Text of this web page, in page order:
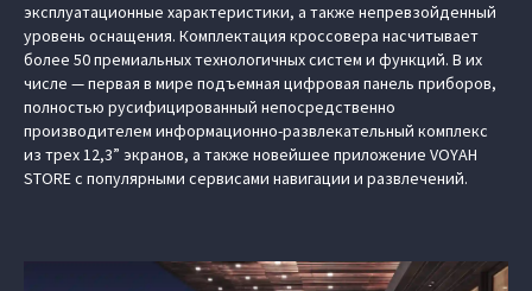
эксплуатационные характеристики, а также непревзойденный
уровень оснащения. Комплектация кроссовера насчитывает
более 50 премиальных технологичных систем и функций. В их
числе — первая в мире подъемная цифровая панель приборов,
полностью русифицированный непосредственно
производителем информационно-развлекательный комплекс
из трех 12,3” экранов, а также новейшее приложение VOYAH
STORE с популярными сервисами навигации и развлечений.